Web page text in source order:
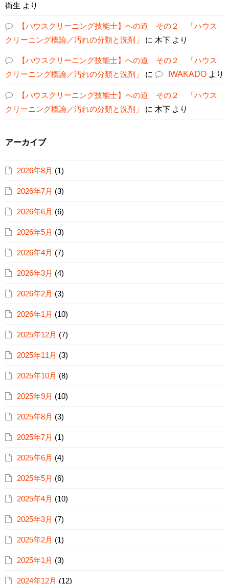
衛生 より
【ハウスクリーニング技能士】への道 その２ 「ハウス
クリーニング概論／汚れの分類と洗剤」
に 木下 より
【ハウスクリーニング技能士】への道 その２ 「ハウス
クリーニング概論／汚れの分類と洗剤」
に IWAKADO より
【ハウスクリーニング技能士】への道 その２ 「ハウス
クリーニング概論／汚れの分類と洗剤」
に 木下 より
アーカイブ
2026年8月 (1)
2026年7月 (3)
2026年6月 (6)
2026年5月 (3)
2026年4月 (7)
2026年3月 (4)
2026年2月 (3)
2026年1月 (10)
2025年12月 (7)
2025年11月 (3)
2025年10月 (8)
2025年9月 (10)
2025年8月 (3)
2025年7月 (1)
2025年6月 (4)
2025年5月 (6)
2025年4月 (10)
2025年3月 (7)
2025年2月 (1)
2025年1月 (3)
2024年12月 (12)